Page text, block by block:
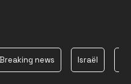
Breaking news Israël